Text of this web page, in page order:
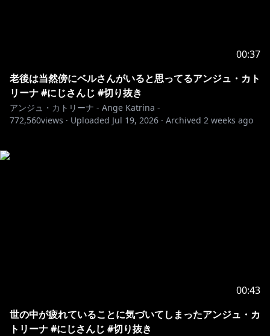
00:37
老後は当然傍にベルさんがいると思ってるアンジュ・カト
リーナ #にじさんじ #切り抜き
アンジュ・カトリーナ - Ange Katrina -
772,560views · Uploaded Jul 19, 2026 · Archived 2 weeks ago
00:43
世の中が疲れていることに気づいてしまったアンジュ・カ
トリーナ #にじさんじ #切り抜き